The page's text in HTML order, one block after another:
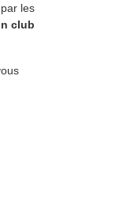
les
club